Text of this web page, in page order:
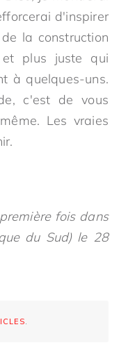
d'inspirer
la construction
plus juste qui
à quelques-uns.
c'est de vous
Les vraies
fois dans
du Sud) le 28
.